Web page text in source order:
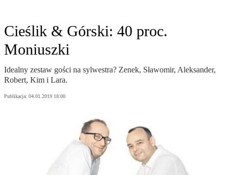
Cieślik & Górski: 40 proc.
Moniuszki
Idealny zestaw gości na sylwestra? Zenek, Sławomir, Aleksander,
Robert, Kim i Lara.
Publikacja: 04.01.2019 18:00